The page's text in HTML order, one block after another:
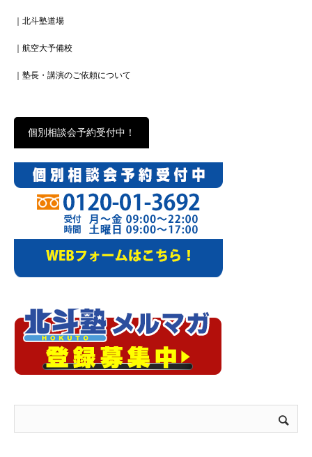
｜北斗塾道場
｜航空大予備校
｜塾長・講演のご依頼について
個別相談会予約受付中！